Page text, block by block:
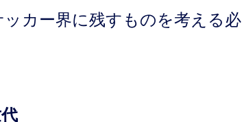
カー界に残すものを考える必